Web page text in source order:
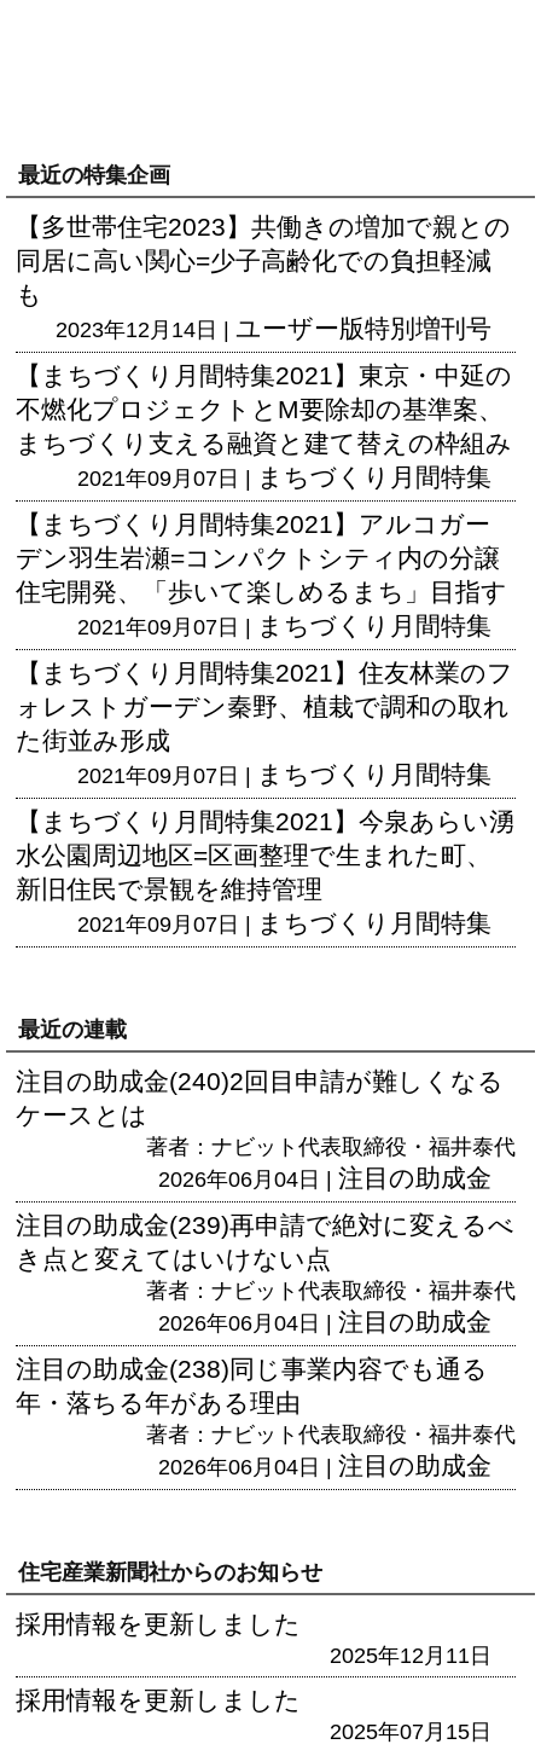
最近の特集企画
【多世帯住宅2023】共働きの増加で親との
同居に高い関心=少子高齢化での負担軽減
も
2023年12月14日 | ユーザー版特別増刊号
【まちづくり月間特集2021】東京・中延の
不燃化プロジェクトとM要除却の基準案、
まちづくり支える融資と建て替えの枠組み
2021年09月07日 | まちづくり月間特集
【まちづくり月間特集2021】アルコガー
デン羽生岩瀬=コンパクトシティ内の分譲
住宅開発、「歩いて楽しめるまち」目指す
2021年09月07日 | まちづくり月間特集
【まちづくり月間特集2021】住友林業のフ
ォレストガーデン秦野、植栽で調和の取れ
た街並み形成
2021年09月07日 | まちづくり月間特集
【まちづくり月間特集2021】今泉あらい湧
水公園周辺地区=区画整理で生まれた町、
新旧住民で景観を維持管理
2021年09月07日 | まちづくり月間特集
最近の連載
注目の助成金(240)2回目申請が難しくなる
ケースとは
著者：ナビット代表取締役・福井泰代
2026年06月04日 | 注目の助成金
注目の助成金(239)再申請で絶対に変えるべ
き点と変えてはいけない点
著者：ナビット代表取締役・福井泰代
2026年06月04日 | 注目の助成金
注目の助成金(238)同じ事業内容でも通る
年・落ちる年がある理由
著者：ナビット代表取締役・福井泰代
2026年06月04日 | 注目の助成金
住宅産業新聞社からのお知らせ
採用情報を更新しました
2025年12月11日
採用情報を更新しました
2025年07月15日